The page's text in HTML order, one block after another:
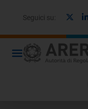
Seguici su: